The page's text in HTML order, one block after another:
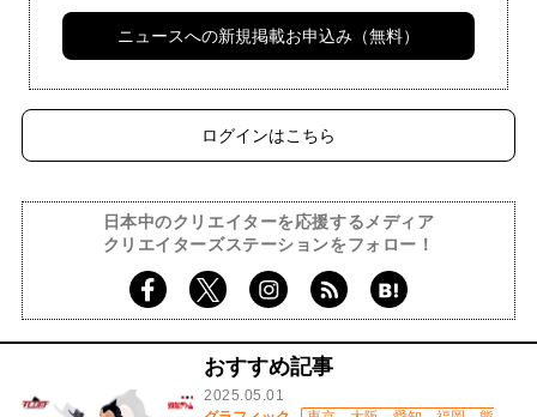
ニュースへの新規掲載お申込み（無料）
ログインはこちら
日本中のクリエイターを応援するメディア
クリエイターズステーションをフォロー！
おすすめ記事
2025.05.01